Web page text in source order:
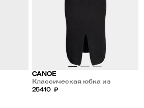
CANOE
Классическая юбка из
кашемира и шерсти
25410 ₽